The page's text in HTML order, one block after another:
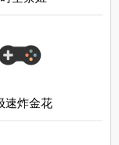
速炸金花